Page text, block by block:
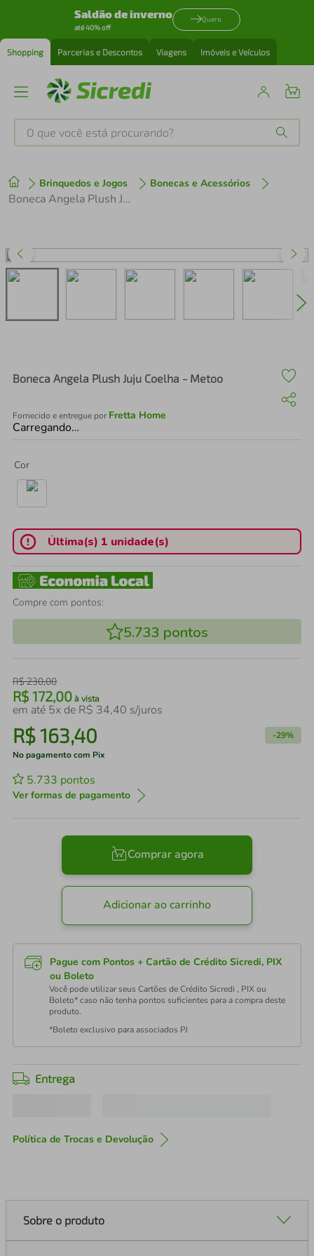
Saldão de inverno
até 40% off
Quero
Shopping Parcerias e Descontos Viagens Imóveis e Veículos
O que você está procurando?
Brinquedos e Jogos Bonecas e Acessórios
Boneca Angela Plush Juju Coelha - Metoo
Boneca Angela Plush Juju Coelha - Metoo
Fornecido e entregue por Fretta Home
Carregando…
Cor
Última(s) 1 unidade(s)
Compre com pontos:
5.733 pontos
R$230,00
R$ 172,00 à vista
em até 5x de R$ 34,40 s/juros
R$163,40 -29%
No pagamento com Pix
5.733 pontos
Ver formas de pagamento
Comprar agora
Adicionar ao carrinho
Pague com Pontos + Cartão de Crédito Sicredi, PIX
ou Boleto
Você pode utilizar seus Cartões de Crédito Sicredi , PIX ou
Boleto* caso não tenha pontos suficientes para a compra deste
produto.
*Boleto exclusivo para associados PJ
Entrega
Política de Trocas e Devolução
Sobre o produto
1º tenis
perfume